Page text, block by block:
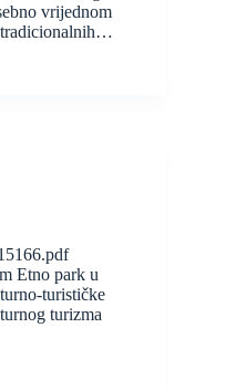
vri­jed­nom
tra­di­ci­o­nal­nih…
Etno park u
turističke
turizma